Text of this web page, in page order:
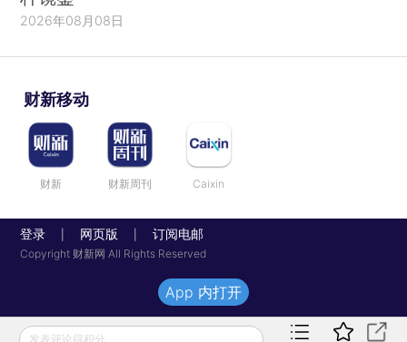
2026年08月08日
财新移动
财新 财新周刊 Caixin
登录 网页版 订阅电邮
Copyright 财新网 All Rights Reserved
发表评论得积分
App 内打开